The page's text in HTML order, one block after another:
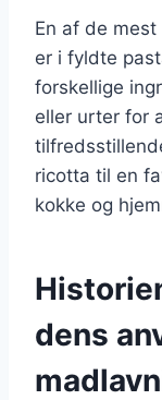
En af de
er i fyldte
forskellige
eller urter for
ricotta til en
kokke og
dens